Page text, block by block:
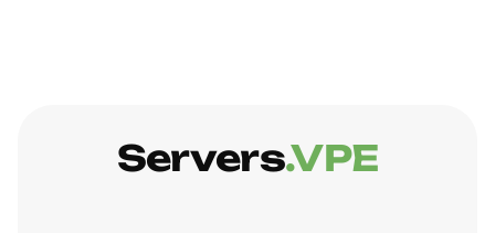
Servers.VPE